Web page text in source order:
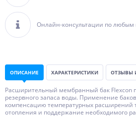
Онлайн-консультации по любым
ОПИСАНИЕ ХАРАКТЕРИСТИКИ ОТЗЫВЫ
Расширительный мембранный бак Flexcon
резервного запаса воды. Применение
компенсацию температурных расширений
отопления и поддержание необходимого